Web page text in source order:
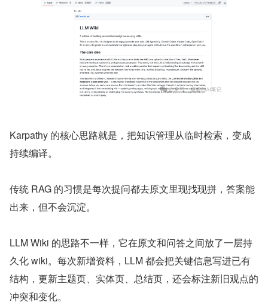
Karpathy 的核心思路就是，把知识管理从临时检索，变成
持续编译。
传统 RAG 的习惯是每次提问都去原文里现找现拼，答案能
出来，但不会沉淀。
LLM Wiki 的思路不一样，它在原文和问答之间放了一层持
久化 wiki。每次新增资料，LLM 都会把关键信息写进已有
结构，更新主题页、实体页、总结页，还会标注新旧观点的
冲突和变化。